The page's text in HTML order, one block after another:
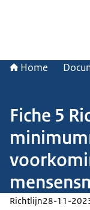
Home
Fiche 5
Richtlijn28-11-